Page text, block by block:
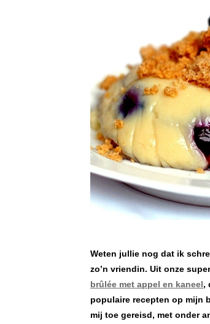
Weten jullie nog dat ik
zo’n vriendin. Uit onze
brûlée met appel en kaneel,
populaire recepten op mijn
mij toe gereisd, met onder